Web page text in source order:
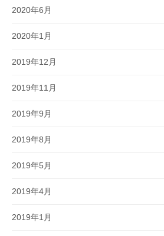
2020年6月
2020年1月
2019年12月
2019年11月
2019年9月
2019年8月
2019年5月
2019年4月
2019年1月